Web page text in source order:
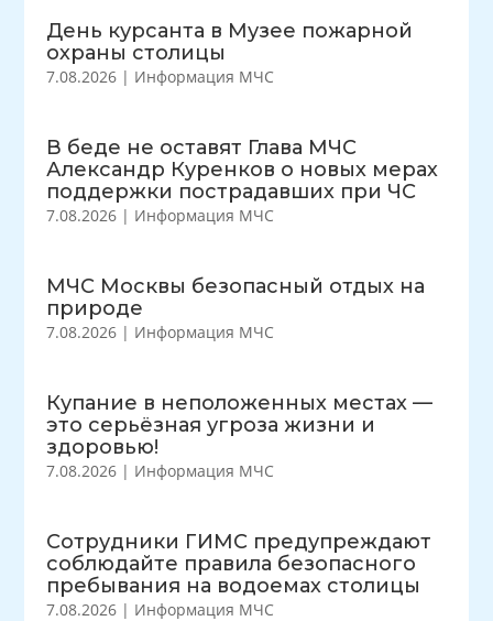
День курсанта в Музее пожарной
охраны столицы
7.08.2026 | Информация МЧС
В беде не оставят Глава МЧС
Александр Куренков о новых мерах
поддержки пострадавших при ЧС
7.08.2026 | Информация МЧС
МЧС Москвы безопасный отдых на
природе
7.08.2026 | Информация МЧС
Купание в неположенных местах —
это серьёзная угроза жизни и
здоровью!
7.08.2026 | Информация МЧС
Сотрудники ГИМС предупреждают
соблюдайте правила безопасного
пребывания на водоемах столицы
7.08.2026 | Информация МЧС